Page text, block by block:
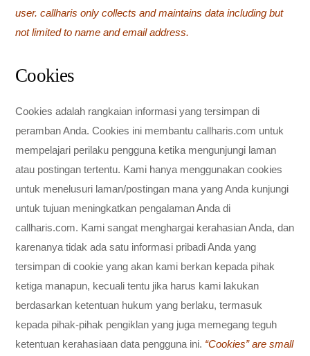
user. callharis only collects and maintains data including but
not limited to name and email address.
Cookies
Cookies adalah rangkaian informasi yang tersimpan di
peramban Anda. Cookies ini membantu callharis.com untuk
mempelajari perilaku pengguna ketika mengunjungi laman
atau postingan tertentu. Kami hanya menggunakan cookies
untuk menelusuri laman/postingan mana yang Anda kunjungi
untuk tujuan meningkatkan pengalaman Anda di
callharis.com. Kami sangat menghargai kerahasian Anda, dan
karenanya tidak ada satu informasi pribadi Anda yang
tersimpan di cookie yang akan kami berkan kepada pihak
ketiga manapun, kecuali tentu jika harus kami lakukan
berdasarkan ketentuan hukum yang berlaku, termasuk
kepada pihak-pihak pengiklan yang juga memegang teguh
ketentuan kerahasiaan data pengguna ini. “Cookies” are small